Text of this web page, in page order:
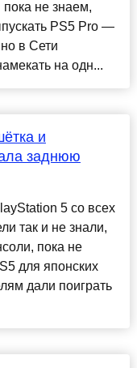
не знаем,
PS5 Pro —
в Сети
на одн...
и
заднюю
5 со всех
так и не знали,
пока не
для японских
дали поиграть